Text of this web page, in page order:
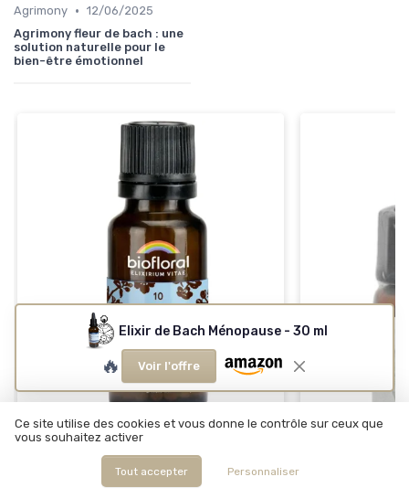
Agrimony • 12/06/2025
Agrimony fleur de bach : une
solution naturelle pour le
bien-être émotionnel
BIOFLORAL
10 Crab Apple - Pommier Sauvage
BIO - Fleur de Bach
Elixir de Bach Ménopause - 30 ml
🔥 Voir l'offre
Ce site utilise des cookies et vous donne le contrôle sur ceux que
vous souhaitez activer
Tout accepter Personnaliser